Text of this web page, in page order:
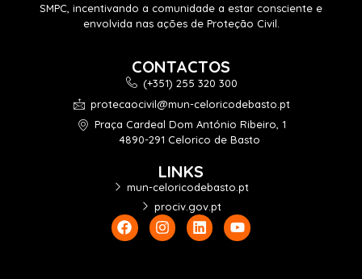
SMPC, incentivando a comunidade a estar consciente e
envolvida nas ações de Proteção Civil.
CONTACTOS
(+351) 255 320 300
protecaocivil@mun-celoricodebasto.pt
Praça Cardeal Dom António Ribeiro, 1
4890-291 Celorico de Basto
LINKS
mun-celoricodebasto.pt
prociv.gov.pt